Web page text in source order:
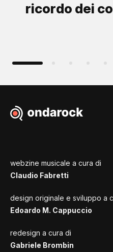
ricordo dei
webzine musicale a cura di
Claudio Fabretti
design originale e sviluppo a
Edoardo M. Cappuccio
redesign a cura di
Gabriele Brombin